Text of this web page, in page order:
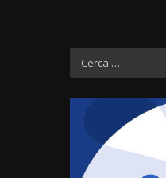
Ricerca
per:
3